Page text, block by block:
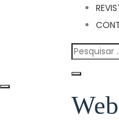
Pesquisar
por: